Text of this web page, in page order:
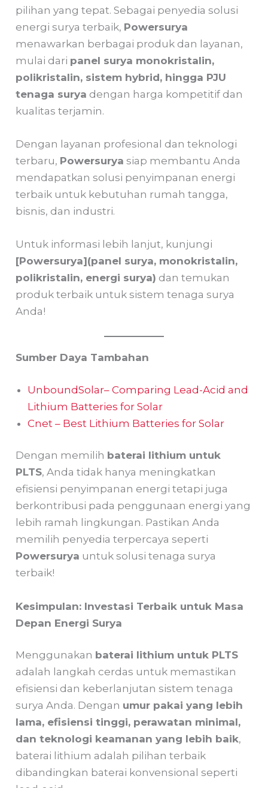
pilihan yang tepat. Sebagai penyedia solusi
energi surya terbaik, Powersurya
menawarkan berbagai produk dan layanan,
mulai dari panel surya monokristalin,
polikristalin, sistem hybrid, hingga PJU
tenaga surya dengan harga kompetitif dan
kualitas terjamin.
Dengan layanan profesional dan teknologi
terbaru, Powersurya siap membantu Anda
mendapatkan solusi penyimpanan energi
terbaik untuk kebutuhan rumah tangga,
bisnis, dan industri.
Untuk informasi lebih lanjut, kunjungi
[Powersurya](panel surya, monokristalin,
polikristalin, energi surya) dan temukan
produk terbaik untuk sistem tenaga surya
Anda!
Sumber Daya Tambahan
UnboundSolar– Comparing Lead-Acid and
Lithium Batteries for Solar
Cnet – Best Lithium Batteries for Solar
Dengan memilih baterai lithium untuk
PLTS, Anda tidak hanya meningkatkan
efisiensi penyimpanan energi tetapi juga
berkontribusi pada penggunaan energi yang
lebih ramah lingkungan. Pastikan Anda
memilih penyedia terpercaya seperti
Powersurya untuk solusi tenaga surya
terbaik!
Kesimpulan: Investasi Terbaik untuk Masa
Depan Energi Surya
Menggunakan baterai lithium untuk PLTS
adalah langkah cerdas untuk memastikan
efisiensi dan keberlanjutan sistem tenaga
surya Anda. Dengan umur pakai yang lebih
lama, efisiensi tinggi, perawatan minimal,
dan teknologi keamanan yang lebih baik,
baterai lithium adalah pilihan terbaik
dibandingkan baterai konvensional seperti